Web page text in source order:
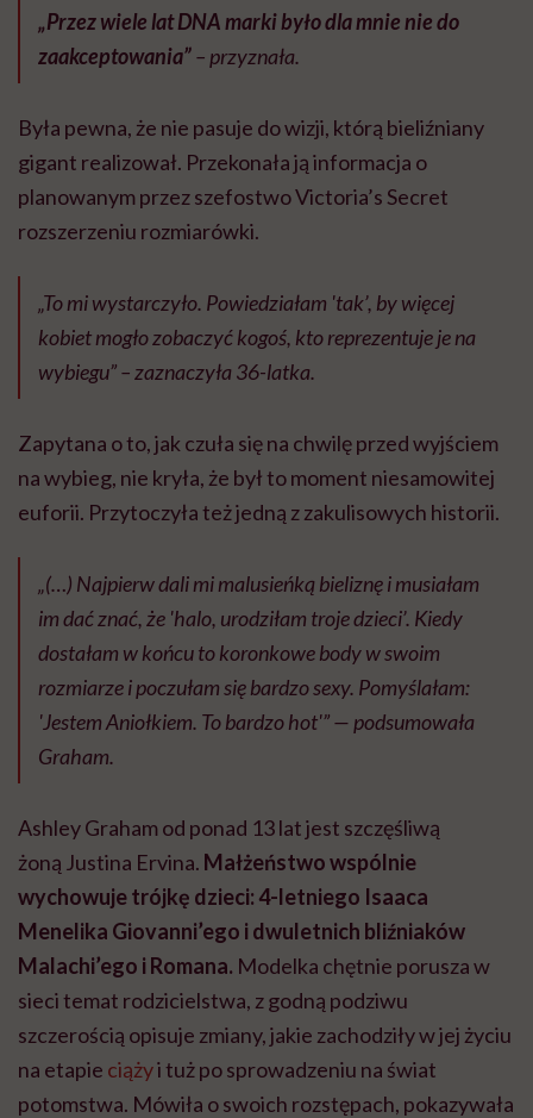
„Przez wiele lat DNA marki było dla mnie nie do
zaakceptowania”– przyznała.
Była pewna, że nie pasuje do wizji, którą bieliźniany
gigant realizował. Przekonała ją informacja o
planowanym przez szefostwo Victoria’s Secret
rozszerzeniu rozmiarówki.
„To mi wystarczyło. Powiedziałam 'tak’, by więcej
kobiet mogło zobaczyć kogoś, kto reprezentuje je na
wybiegu” – zaznaczyła 36-latka.
Zapytana o to, jak czuła się na chwilę przed wyjściem
na wybieg, nie kryła, że był to moment niesamowitej
euforii. Przytoczyła też jedną z zakulisowych historii.
„(…) Najpierw dali mi malusieńką bieliznę i musiałam
im dać znać, że 'halo, urodziłam troje dzieci’. Kiedy
dostałam w końcu to koronkowe body w swoim
rozmiarze i poczułam się bardzo sexy. Pomyślałam:
'Jestem Aniołkiem. To bardzo hot'” — podsumowała
Graham.
Ashley Graham od ponad 13 lat jest szczęśliwą
żoną Justina Ervina. Małżeństwo wspólnie
wychowuje trójkę dzieci: 4-letniego Isaaca
Menelika Giovanni’ego i dwuletnich bliźniaków
Malachi’ego i Romana. Modelka chętnie porusza w
sieci temat rodzicielstwa, z godną podziwu
szczerością opisuje zmiany, jakie zachodziły w jej życiu
na etapie ciążyi tuż po sprowadzeniu na świat
potomstwa. Mówiła o swoich rozstępach, pokazywała